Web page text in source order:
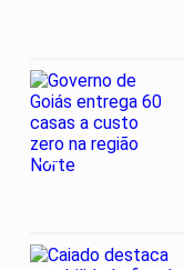
02